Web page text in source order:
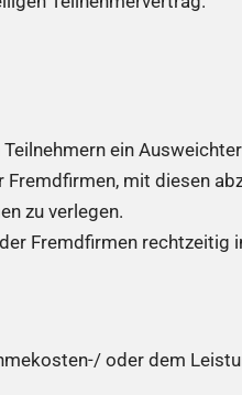
ein
mit diesen
zu verlegen.
Fremdfirmen rechtzeitig
oder dem